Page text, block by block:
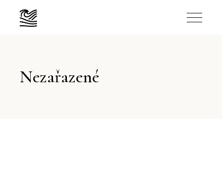
Nezařazené